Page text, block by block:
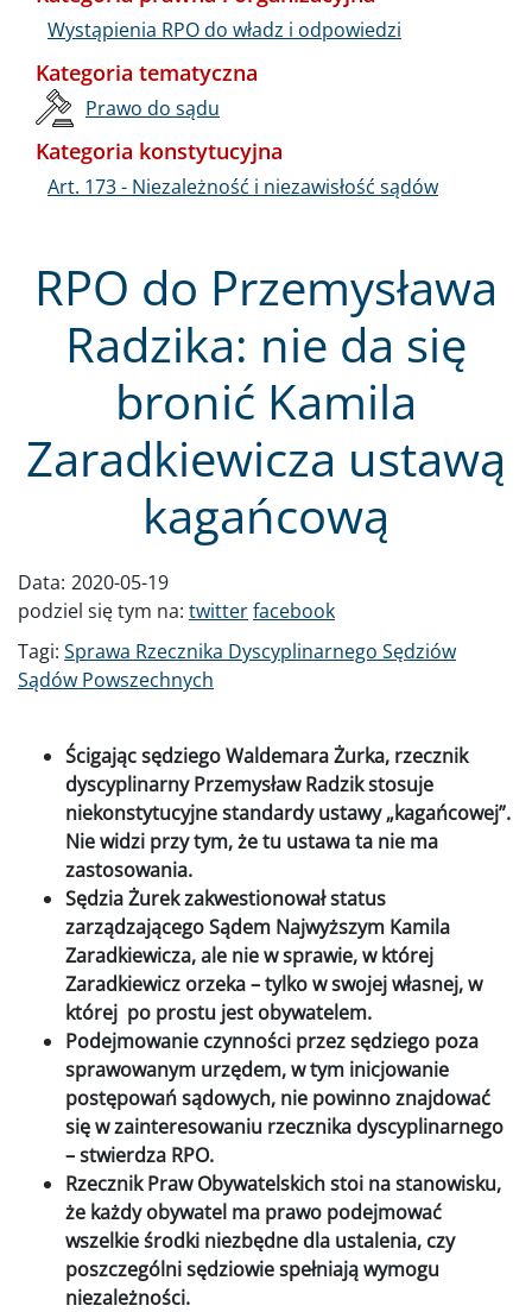
RPO do Przemysława
Radzika: nie da się
bronić Kamila
Zaradkiewicza ustawą
kagańcową
Data: 2020-05-19
podziel się tym na: twitterfacebook
Tagi: Sprawa Rzecznika Dyscyplinarnego Sędziów
Sądów Powszechnych
Ścigając sędziego Waldemara Żurka, rzecznik
dyscyplinarny Przemysław Radzik stosuje
niekonstytucyjne standardy ustawy „kagańcowej”.
Nie widzi przy tym, że tu ustawa ta nie ma
zastosowania.
Sędzia Żurek zakwestionował status
zarządzającego Sądem Najwyższym Kamila
Zaradkiewicza, ale nie w sprawie, w której
Zaradkiewicz orzeka – tylko w swojej własnej, w
której po prostu jest obywatelem.
Podejmowanie czynności przez sędziego poza
sprawowanym urzędem, w tym inicjowanie
postępowań sądowych, nie powinno znajdować
się w zainteresowaniu rzecznika dyscyplinarnego
– stwierdza RPO.
Rzecznik Praw Obywatelskich stoi na stanowisku,
że każdy obywatel ma prawo podejmować
wszelkie środki niezbędne dla ustalenia, czy
poszczególni sędziowie spełniają wymogu
niezależności.
Wystąpienia RPO do władz i odpowiedzi
Kategoria tematyczna
Prawo do sądu
Kategoria konstytucyjna
Art. 173 - Niezależność i niezawisłość sądów